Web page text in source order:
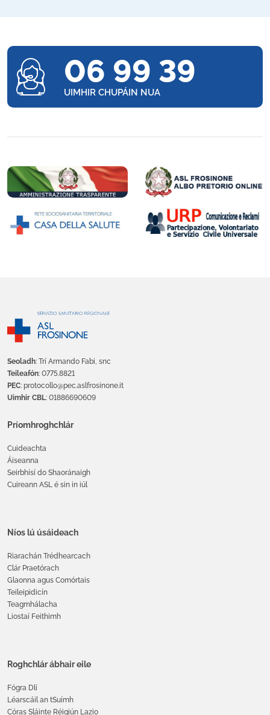
06 99 39
UIMHIR CHUPÁIN NUA
Seoladh: Trí Armando Fabi, snc
Teileafón: 0775.8821
PEC: protocollo@pec.aslfrosinone.it
Uimhir CBL: 01886690609
Príomhroghchlár
Cuideachta
Áiseanna
Seirbhísí do Shaoránaigh
Cuireann ASL é sin in iúl
Níos lú úsáideach
Riarachán Trédhearcach
Clár Praetórach
Glaonna agus Comórtais
Teileipidicín
Teagmhálacha
Liostaí Feithimh
Roghchlár ábhair eile
Fógra Dlí
Léarscáil an tSuímh
Córas Sláinte Réigiún Lazio